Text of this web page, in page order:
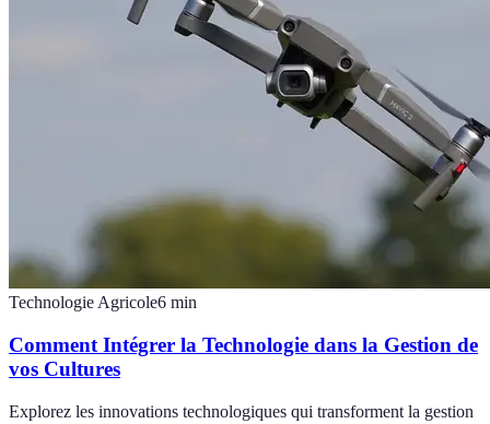
Technologie Agricole6 min
Comment Intégrer la Technologie dans la Gestion de
vos Cultures
Explorez les innovations technologiques qui transforment la gestion